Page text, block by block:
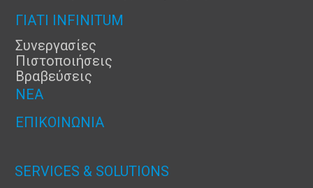
ΓΙΑΤΊ INFINITUM
Συνεργασίες
Πιστοποιήσεις
Βραβεύσεις
ΝΈΑ
ΕΠΙΚΟΙΝΩΝΊΑ
SERVICES & SOLUTIONS